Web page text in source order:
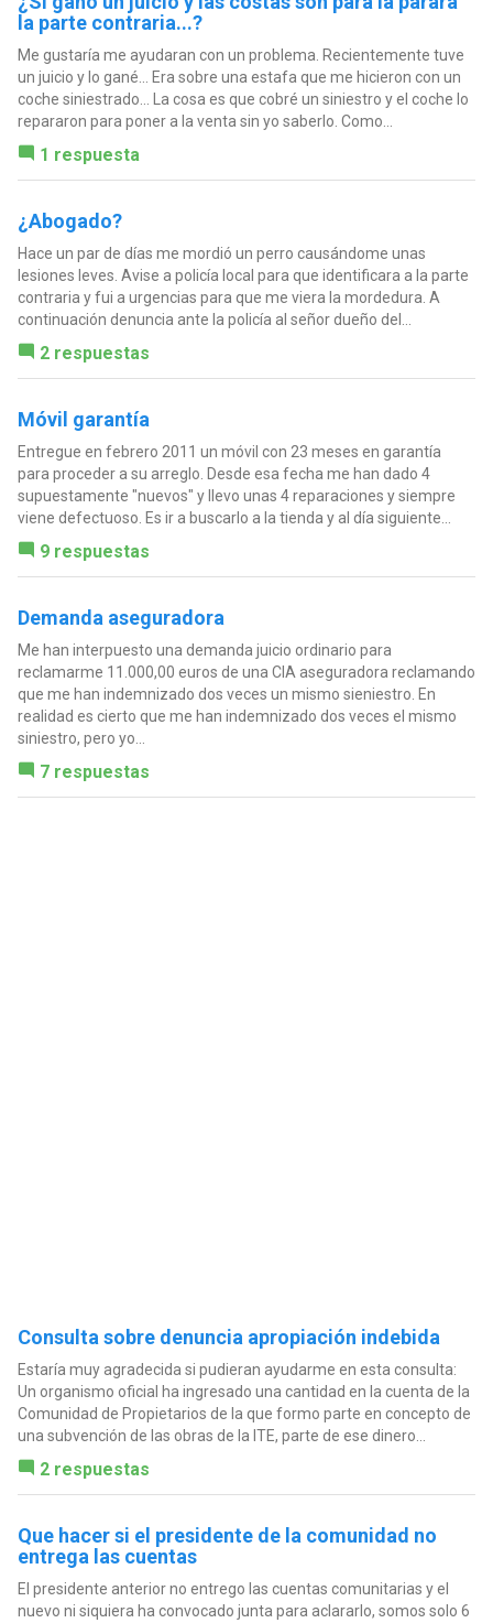
la parte contraria...?
Me gustaría me ayudaran con un problema. Recientemente tuve
un juicio y lo gané... Era sobre una estafa que me hicieron con un
coche siniestrado... La cosa es que cobré un siniestro y el coche lo
repararon para poner a la venta sin yo saberlo. Como...
1 respuesta
¿Abogado?
Hace un par de días me mordió un perro causándome unas
lesiones leves. Avise a policía local para que identificara a la parte
contraria y fui a urgencias para que me viera la mordedura. A
continuación denuncia ante la policía al señor dueño del...
2 respuestas
Móvil garantía
Entregue en febrero 2011 un móvil con 23 meses en garantía
para proceder a su arreglo. Desde esa fecha me han dado 4
supuestamente "nuevos" y llevo unas 4 reparaciones y siempre
viene defectuoso. Es ir a buscarlo a la tienda y al día siguiente...
9 respuestas
Demanda aseguradora
Me han interpuesto una demanda juicio ordinario para
reclamarme 11.000,00 euros de una CIA aseguradora reclamando
que me han indemnizado dos veces un mismo sieniestro. En
realidad es cierto que me han indemnizado dos veces el mismo
siniestro, pero yo...
7 respuestas
Consulta sobre denuncia apropiación indebida
Estaría muy agradecida si pudieran ayudarme en esta consulta:
Un organismo oficial ha ingresado una cantidad en la cuenta de la
Comunidad de Propietarios de la que formo parte en concepto de
una subvención de las obras de la ITE, parte de ese dinero...
2 respuestas
Que hacer si el presidente de la comunidad no
entrega las cuentas
El presidente anterior no entrego las cuentas comunitarias y el
nuevo ni siquiera ha convocado junta para aclararlo, somos solo 6